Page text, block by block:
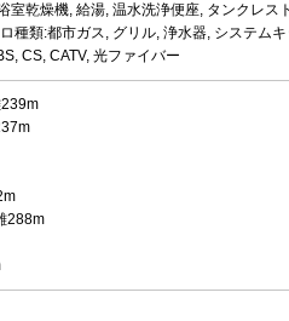
室乾燥機, 給湯, 温水洗浄便座, タンクレス
種類:都市ガス, グリル, 浄水器, システム
CS, CATV, 光ファイバー
288m